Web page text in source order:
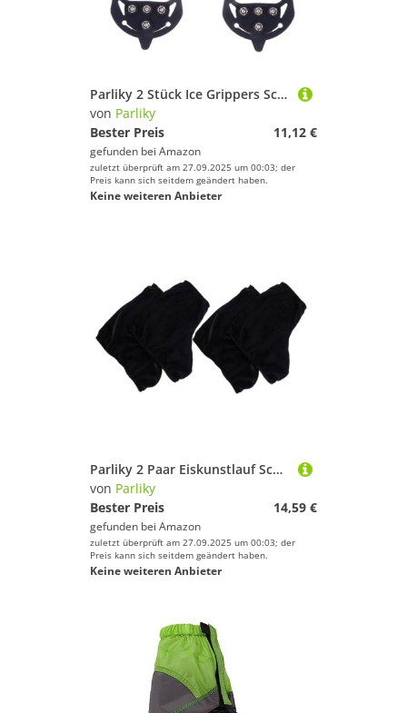
Parliky 2 Stück Ice Grippers Schuhüberzieher rutschfest mit Silikongel und Metall für Winter Outdoor Wanderschuhe Flexible Eisspikes mit Bodenzähnen für Sicheren Halt EIS und Schnee
von Parliky
Bester Preis
11,12 €
gefunden bei Amazon
zuletzt überprüft am 27.09.2025 um 00:03; der
Preis kann sich seitdem geändert haben.
Keine weiteren Anbieter
Parliky 2 Paar Eiskunstlauf Schuhüberzüge Stretch Schlittschuh Schutz Schlittschuh Schutz
von Parliky
Bester Preis
14,59 €
gefunden bei Amazon
zuletzt überprüft am 27.09.2025 um 00:03; der
Preis kann sich seitdem geändert haben.
Keine weiteren Anbieter